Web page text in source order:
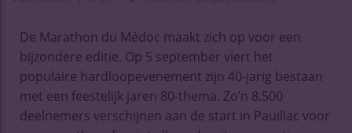
De Marathon du Médoc maakt zich op voor een
bijzondere editie. Op 5 september viert het
populaire hardloopevenement zijn 40-jarig bestaan
met een feestelijk jaren 80-thema. Zo’n 8.500
deelnemers verschijnen aan de start in Pauillac voor